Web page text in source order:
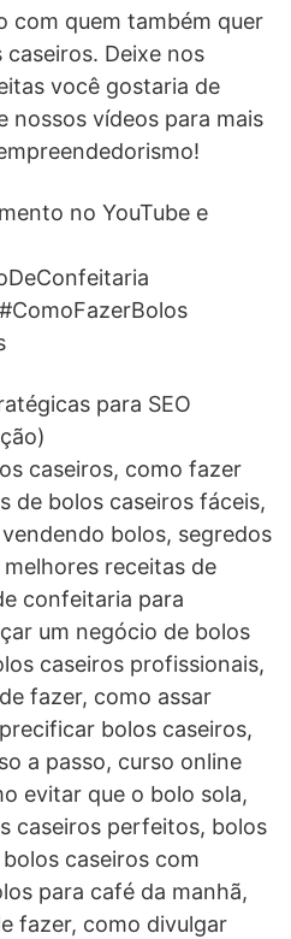
com quem também quer
Deixe nos
você gostaria de
nossos vídeos para mais
no YouTube e
para SEO
caseiros, como fazer
de bolos caseiros fáceis,
bolos, segredos
receitas de
confeitaria para
um negócio de bolos
caseiros profissionais,
fazer, como assar
bolos caseiros,
a passo, curso online
evitar que o bolo sola,
caseiros perfeitos, bolos
caseiros com
para café da manhã,
fazer, como divulgar